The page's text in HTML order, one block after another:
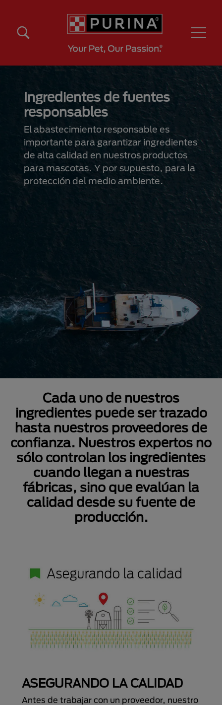
Ingredientes de fuentes
responsables
El abastecimiento responsable es
importante para garantizar ingredientes
de alta calidad en nuestros productos
para mascotas. Y por supuesto, para la
protección del medio ambiente.
Cada uno de nuestros
ingredientes puede ser trazado
hasta nuestros proveedores de
confianza. Nuestros expertos no
sólo controlan los ingredientes
cuando llegan a nuestras
fábricas, sino que evalúan la
calidad desde su fuente de
producción.
ASEGURANDO LA CALIDAD
Antes de trabajar con un proveedor, nuestro